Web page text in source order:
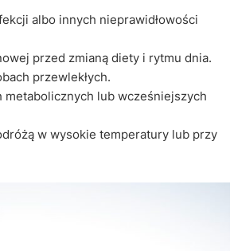
albo innych nieprawidłowości
przed zmianą diety i rytmu dnia.
przewlekłych.
metabolicznych lub wcześniejszych
w wysokie temperatury lub przy